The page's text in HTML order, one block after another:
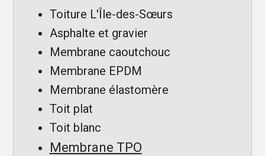
Toiture L'Île-des-Sœurs
Asphalte et gravier
Membrane caoutchouc
Membrane EPDM
Membrane élastomère
Toit plat
Toit blanc
Membrane TPO